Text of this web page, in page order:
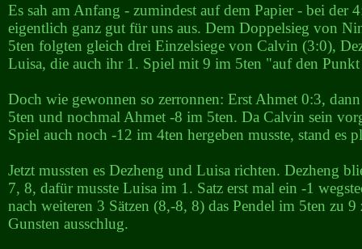
Es sah am Anfang - zumindest auf dem Papier - bei der
eigentlich ganz gut für uns aus. Dem Doppelsieg von
5ten folgten gleich drei Einzelsiege von Calvin (3:0),
Luisa, die auch ihr 1. Spiel mit 9 im 5ten "auf den
Doch wie gewonnen so zerronnen: Erst Ahmet 0:3,
5ten und nochmal Ahmet -8 im 5ten. Da Calvin sein
Spiel auch noch -12 im 4ten hergeben musste, stand es
Jetzt mussten es Dezheng und Luisa richten. Dezheng
7, 8, dafür musste Luisa im 1. Satz erst mal ein -1
nach weiteren 3 Sätzen (8,-8, 8) das Pendel im 5ten zu 9
Gunsten ausschlug.